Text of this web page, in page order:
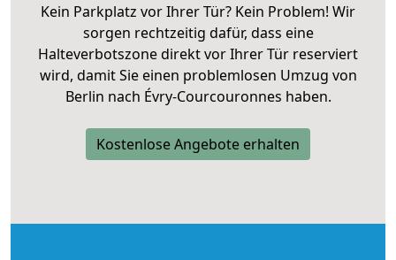
Kein Parkplatz vor Ihrer Tür? Kein Problem! Wir
sorgen rechtzeitig dafür, dass eine
Halteverbotszone direkt vor Ihrer Tür reserviert
wird, damit Sie einen problemlosen Umzug von
Berlin nach Évry-Courcouronnes haben.
Kostenlose Angebote erhalten